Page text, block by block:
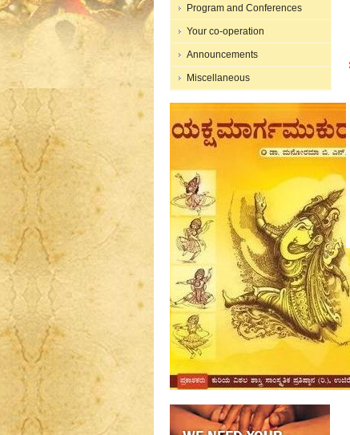
Program and Conferences
Your co-operation
Announcements
Miscellaneous